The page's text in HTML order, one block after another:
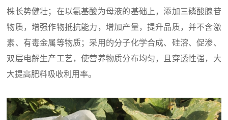
株长势健壮；在以氨基酸为母液的基础上，添加三磷酸腺苷
物质，增强作物抵抗能力，增加产量，提升品质，并不含激
素、有毒金属等物质；采用的分子化学合成、硅溶、促渗、
双层电解生产工艺，使营养物质分布均匀，且穿透性强，大
大提高肥料吸收利用率。